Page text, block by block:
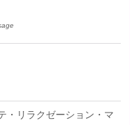
・リラクゼーション・マ